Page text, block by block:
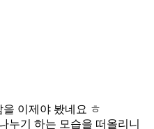
이제야 봤네요 ㅎ
누기 하는 모습을 떠올리니